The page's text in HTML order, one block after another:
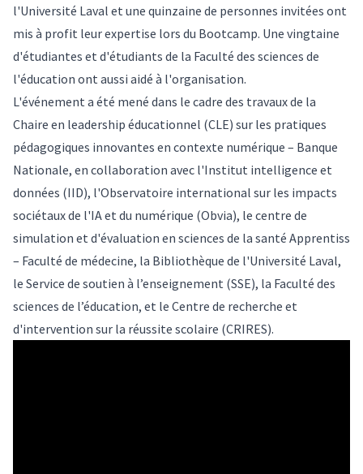
l'Université Laval et une quinzaine de personnes invitées ont
mis à profit leur expertise lors du Bootcamp. Une vingtaine
d'étudiantes et d'étudiants de la Faculté des sciences de
l'éducation ont aussi aidé à l'organisation.
L'événement a été mené dans le cadre des travaux de la
Chaire en leadership éducationnel (CLE) sur les pratiques
pédagogiques innovantes en contexte numérique – Banque
Nationale, en collaboration avec l'Institut intelligence et
données (IID), l'Observatoire international sur les impacts
sociétaux de l'IA et du numérique (Obvia), le centre de
simulation et d'évaluation en sciences de la santé Apprentiss
– Faculté de médecine, la Bibliothèque de l'Université Laval,
le Service de soutien à l’enseignement (SSE), la Faculté des
sciences de l’éducation, et le Centre de recherche et
d'intervention sur la réussite scolaire (CRIRES).